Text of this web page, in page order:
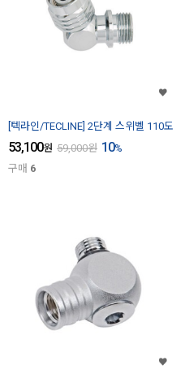
[텍라인/TECLINE] 2단계 스위벨 110도
53,100원 59,000원 10%
구매 6